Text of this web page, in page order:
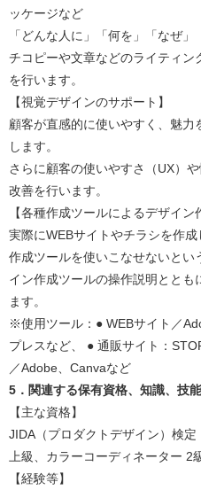
ッケージなど
「どんな人に」「何を」「なぜ
チコピーや文章などのライティン
を行います。
【視覚デザインのサポート】
顧客が直感的に使いやすく、魅力
します。
さらに顧客の使いやすさ（UX）
改善を行います。
【各種作成ツールによるデザイン
実際にWEBサイトやチラシを作成
作成ツールを使いこなせないと
イン作成ツールの操作説明ととも
ます。
※使用ツール：● WEBサイト／
プレスなど、 ● 通販サイト：
／Adobe、Canvaなど​​
5．関連する保有資格、知識、技
【主な資格】
JIDA（プロダクトデザイン）検
上級、カラーコーディネーター 2
【経験等】